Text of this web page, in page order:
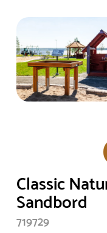
Classic
Sandbord
719729